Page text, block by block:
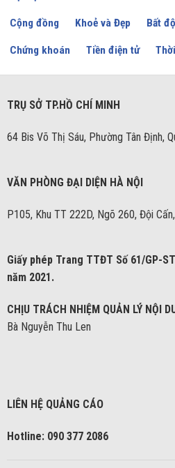
Cộng đồng Khoẻ và Đẹp Bất
Chứng khoán Tiền điện tử
TRỤ SỞ TP.HỒ CHÍ MINH
64 Bis Võ Thị Sáu, Phường Tân Định,
VĂN PHÒNG ĐẠI DIỆN HÀ NỘI
P105, Khu TT 222D, Ngõ 260, Đội
Giấy phép Trang TTĐT Số 61/GP-
năm 2021.
CHỊU TRÁCH NHIỆM QUẢN LÝ NỘI
Bà Nguyễn Thu Len
LIÊN HỆ QUẢNG CÁO
Hotline: 090 377 2086